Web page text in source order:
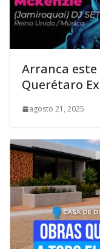
Arranca
Querétaro
agosto 21, 2025